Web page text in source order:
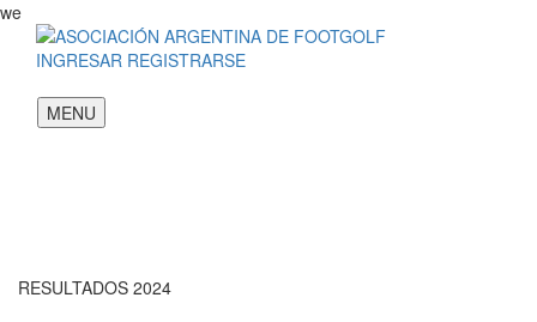
we
INGRESAR REGISTRARSE
MENU
RESULTADOS 2024